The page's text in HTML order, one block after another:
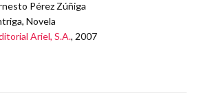
Pérez Zúñiga
Novela
Ariel, S.A., 2007